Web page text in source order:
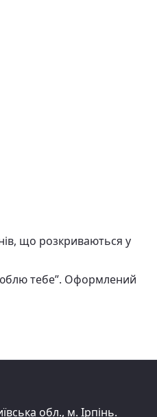
що розкриваються у
тебе”. Оформлений
обл., м. Ірпінь.